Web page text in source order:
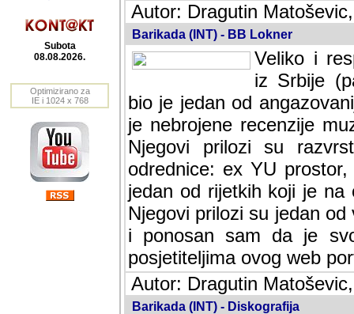
Subota
08.08.2026.
Optimizirano za
IE i 1024 x 768
Autor: Dragutin
Barikada (INT) - BB Lokner
Veliko i
Srbije (pa i
jedan od angazovanijih
nebrojene recenzije
Njegovi prilozi su
odrednice: ex YU
jedan od rijetkih koji je
Njegovi prilozi su jedan
i ponosan sam da je
posjetiteljima ovog web
Autor: Dragutin
Barikada (INT) - Diskografija